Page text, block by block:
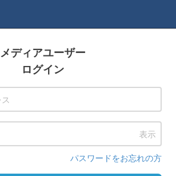
メディアユーザー
ログイン
表示
パスワードをお忘れの方